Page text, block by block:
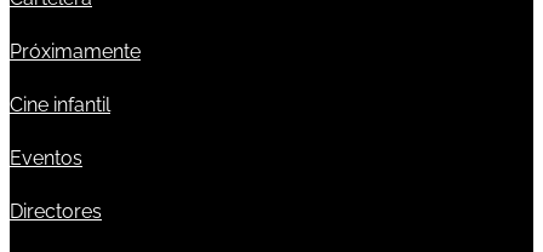
Próximamente
Cine infantil
Eventos
Directores